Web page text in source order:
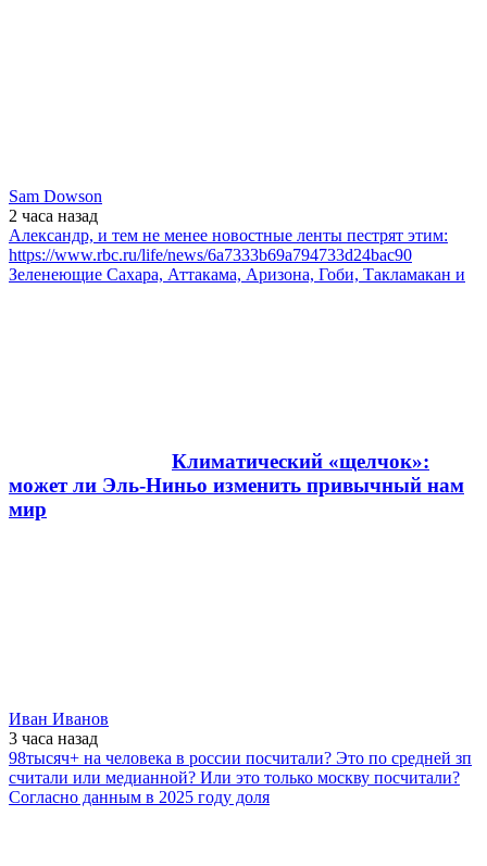
Sam Dowson
2 часа назад
Александр, и тем не менее новостные ленты пестрят этим:
https://www.rbc.ru/life/news/6a7333b69a794733d24bac90
Зеленеющие Сахара, Аттакама, Аризона, Гоби, Такламакан и
Климатический «щелчок»:
может ли Эль-Ниньо изменить привычный нам
мир
Иван Иванов
3 часа назад
98тысяч+ на человека в россии посчитали? Это по средней зп
считали или медианной? Или это только москву посчитали?
Согласно данным в 2025 году доля